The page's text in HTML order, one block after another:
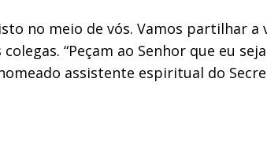
no meio de vós. Vamos partilhar a
“Peçam ao Senhor que eu
assistente espiritual do